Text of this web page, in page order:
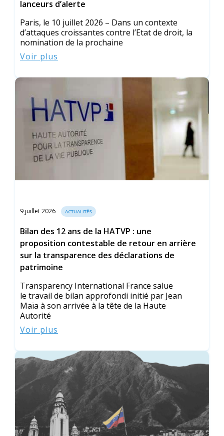
lanceurs d’alerte
Paris, le 10 juillet 2026 – Dans un contexte
d’attaques croissantes contre l’Etat de droit, la
nomination de la prochaine
Voir plus
9 juillet 2026 ACTUALITÉS
Bilan des 12 ans de la HATVP : une
proposition contestable de retour en arrière
sur la transparence des déclarations de
patrimoine
Transparency International France salue
le travail de bilan approfondi initié par Jean
Maïa à son arrivée à la tête de la Haute
Autorité
Voir plus